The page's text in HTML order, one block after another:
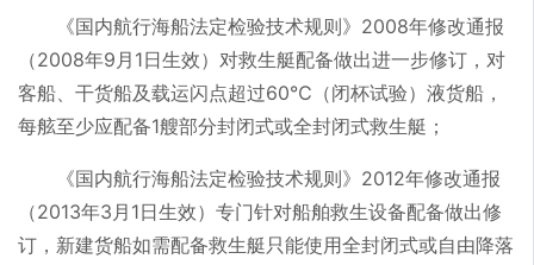
《国内航行海船法定检验技术规则》2008年修改通报
（2008年9月1日生效）对救生艇配备做出进一步修订，对
客船、干货船及载运闪点超过60℃（闭杯试验）液货船，
每舷至少应配备1艘部分封闭式或全封闭式救生艇；
《国内航行海船法定检验技术规则》2012年修改通报
（2013年3月1日生效）专门针对船舶救生设备配备做出修
订，新建货船如需配备救生艇只能使用全封闭式或自由降落